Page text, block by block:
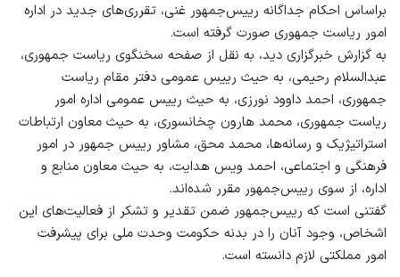
براساس احکام جداگانه رییس‌جمهور غنی، تقرری‌های جدید در اداره
امور ریاست جمهوری صورت گرفته است.
به گزارش خبرگزاری دید، به نقل از صفحه سخنگوی ریاست جمهوری،
عبدالسلام رحیمی، به حیث رییس عمومی دفتر مقام ریاست
جمهوری، احمد داوود نورزی، به حیث رییس عمومی اداره امور
ریاست جمهوری، محمد هارون چخانسوری، به حیث معاون ارتباطات
استراتیژیک و رسانه‌ها، محمد محق، مشاور رییس جمهور در امور
فرهنگی و اجتماعی، احمد ویس هدایت، به حیث معاون منابع و
اداره، از سوی رییس‌جمهور مقرر شده‌اند.
گفتنی است که رییس‌جمهور ضمن تقدیر و تشکر از فعالیت‌های این
اشخاص، وجود آنان را در بدنه حکومت وحدت ملی برای پیشرفت
امور مملکتی لازم دانسته است.